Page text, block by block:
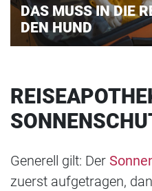
DAS MUSS IN DIE
DEN HUND
Generell gilt: Der
zuerst aufgetragen,